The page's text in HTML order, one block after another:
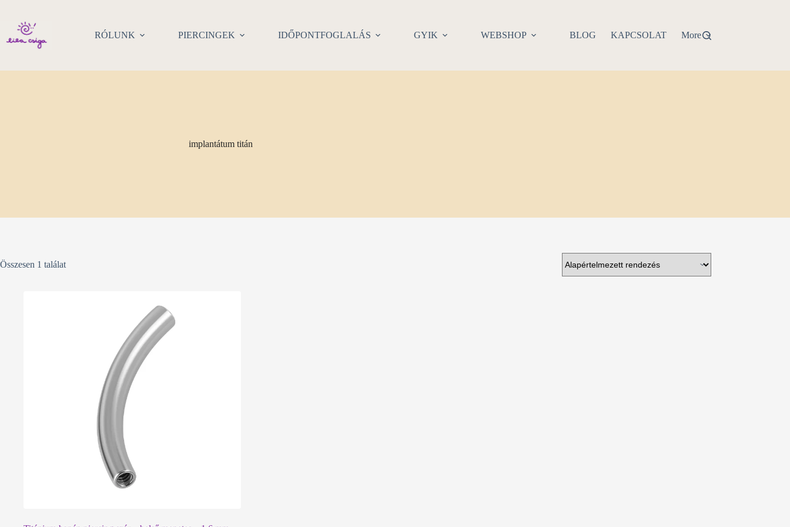
content
RÓLUNK
PIERCINGEK IDŐPONTFOGLALÁS GYIK WEBSHOP BLOG KAPCSOLAT More
implantátum titán
Összesen 1 találat